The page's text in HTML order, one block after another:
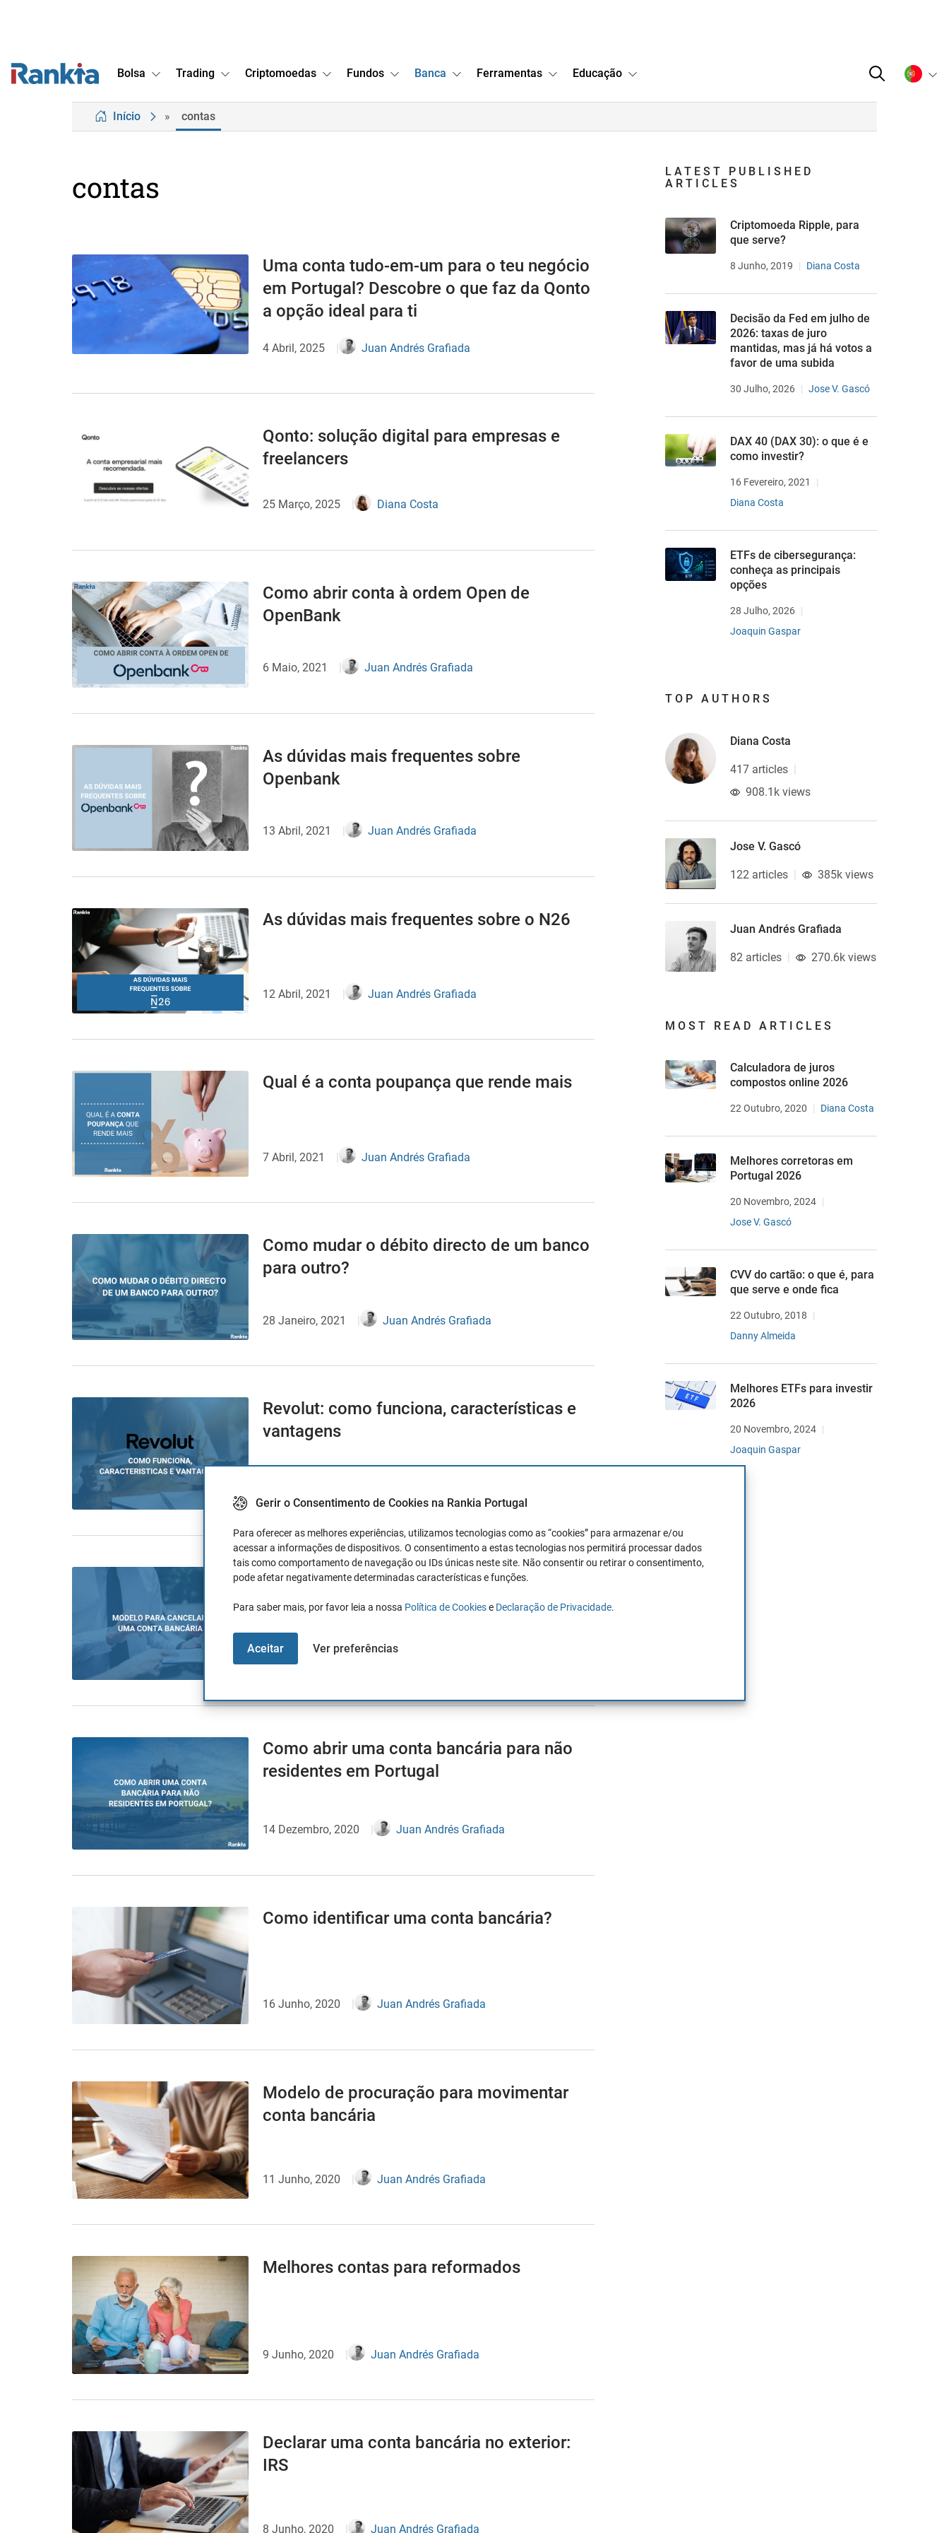
Gerir o Consentimento de Cookies na Rankia Portugal
Para oferecer as melhores experiências, utilizamos tecnologias como as “cookies” para armazenar e/ou
acessar a informações de dispositivos. O consentimento a estas tecnologias nos permitirá processar dados
tais como comportamento de navegação ou IDs únicas neste site. Não consentir ou retirar o consentimento,
pode afetar negativamente determinadas características e funções.
Para saber mais, por favor leia a nossa Política de Cookiese Declaração de Privacidade.
Aceitar Ver preferências
Bolsa Trading Criptomoedas Fundos Banca Ferramentas Educação
Início » contas
contas
Uma conta tudo-em-um para o teu negócio
em Portugal? Descobre o que faz da Qonto
a opção ideal para ti
4 Abril, 2025 Juan Andrés Grafiada
Qonto: solução digital para empresas e
freelancers
25 Março, 2025 Diana Costa
Como abrir conta à ordem Open de
OpenBank
6 Maio, 2021 Juan Andrés Grafiada
As dúvidas mais frequentes sobre
Openbank
13 Abril, 2021 Juan Andrés Grafiada
As dúvidas mais frequentes sobre o N26
12 Abril, 2021 Juan Andrés Grafiada
Qual é a conta poupança que rende mais
7 Abril, 2021 Juan Andrés Grafiada
Como mudar o débito directo de um banco
para outro?
28 Janeiro, 2021 Juan Andrés Grafiada
Revolut: como funciona, características e
vantagens
Modelo para cancelar uma conta bancária
15 Janeiro, 2021
Como abrir uma conta bancária para não
residentes em Portugal
14 Dezembro, 2020 Juan Andrés Grafiada
Como identificar uma conta bancária?
16 Junho, 2020 Juan Andrés Grafiada
Modelo de procuração para movimentar
conta bancária
11 Junho, 2020 Juan Andrés Grafiada
Melhores contas para reformados
9 Junho, 2020 Juan Andrés Grafiada
Declarar uma conta bancária no exterior:
IRS
8 Junho, 2020 Juan Andrés Grafiada
LATEST PUBLISHED
ARTICLES
Criptomoeda Ripple, para
que serve?
8 Junho, 2019 Diana Costa
Decisão da Fed em julho de
2026: taxas de juro
mantidas, mas já há votos a
favor de uma subida
30 Julho, 2026 Jose V. Gascó
DAX 40 (DAX 30): o que é e
como investir?
16 Fevereiro, 2021
Diana Costa
ETFs de cibersegurança:
conheça as principais
opções
28 Julho, 2026
Joaquin Gaspar
TOP AUTHORS
Diana Costa
417 articles
908.1k views
Jose V. Gascó
122 articles 385k views
Juan Andrés Grafiada
82 articles 270.6k views
MOST READ ARTICLES
Calculadora de juros
compostos online 2026
22 Outubro, 2020 Diana Costa
Melhores corretoras em
Portugal 2026
20 Novembro, 2024
Jose V. Gascó
CVV do cartão: o que é, para
que serve e onde fica
22 Outubro, 2018
Danny Almeida
Melhores ETFs para investir
2026
20 Novembro, 2024
Joaquin Gaspar